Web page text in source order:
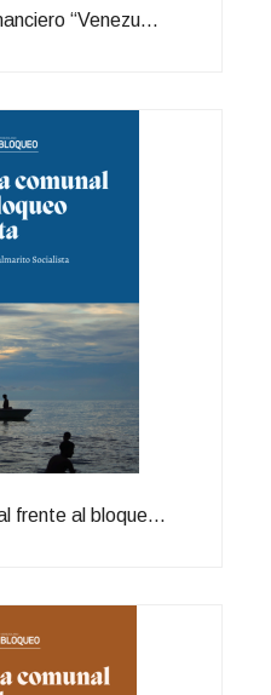
“Venezu...
frente al bloque...